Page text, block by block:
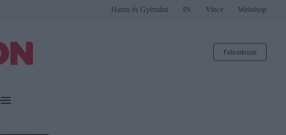
Hamu és Gyémánt IN Vince Webshop
Feliratkozás